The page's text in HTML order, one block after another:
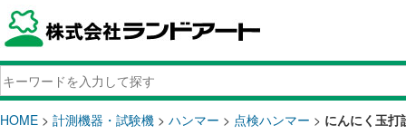
HOME > 計測機器・試験機 > ハンマー > 点検ハンマー > にんにく玉